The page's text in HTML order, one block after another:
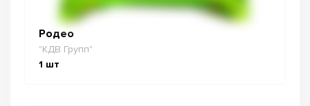
Родео
"КДВ Групп"
1 шт